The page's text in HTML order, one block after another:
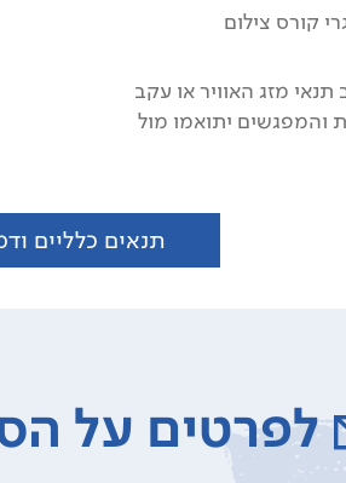
קורס צילום
מזג האוויר או עקב
והמפגשים יתואמו מול
תנאים כלליים
לפרטים על